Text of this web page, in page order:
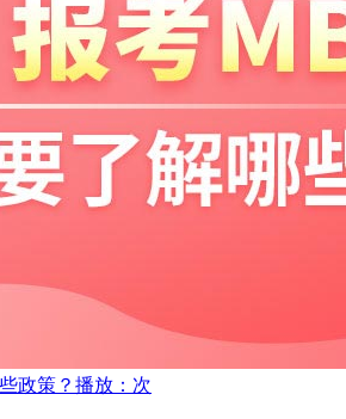
政策？ 播放：次